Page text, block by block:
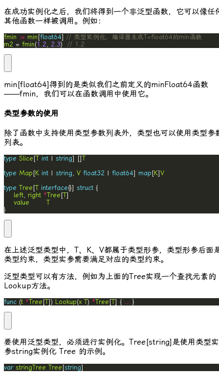
在成功实例化之后，我们将得到一个非泛型函数，它可以像任
其他函数一样被调用。例如：
fmin := min [float64] // 类型实例化，编译器生成T=float64的min函数
m2 = fmin(1.2 2.3) // 1.2
min[float64]得到的是类似我们之前定义的minFloat64函数
——fmin，我们可以在函数调用中使用它。
类型参数的使用
除了函数中支持使用类型参数列表外，类型也可以使用类型参
列表。
type Slice [T int | string] []T
type Map [K int | string , V float32 | float64] map [K]V
type Tree [T interface{}] struct
left, right *Tree [T
value
T
}
在上述泛型类型中， T、 K、 V都属于类型形参，类型形参后面
类型约束，类型实参需要满足对应的类型约束。
泛型类型可以有方法，例如为上面的Tree实现一个查找元素的
Lookup方法。
func (t *Tree [T]) Lookup(x T) *Tree [T] { ... }
要使用泛型类型，必须进行实例化。 Tree[string] 是使用类型实
参string实例化 Tree 的示例。
var stringTree Tree [string]